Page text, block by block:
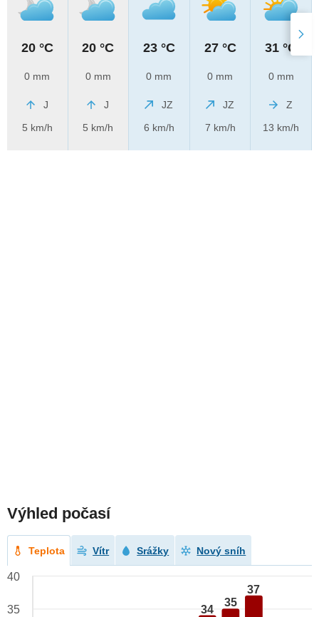
20 °C
0 mm
J
5 km/h
20 °C
0 mm
J
5 km/h
23 °C
0 mm
JZ
6 km/h
27 °C
0 mm
JZ
7 km/h
31 °C
0 mm
Z
13 km/h
Výhled počasí
Teplota Vítr Srážky Nový sníh
34
35
37
40
35